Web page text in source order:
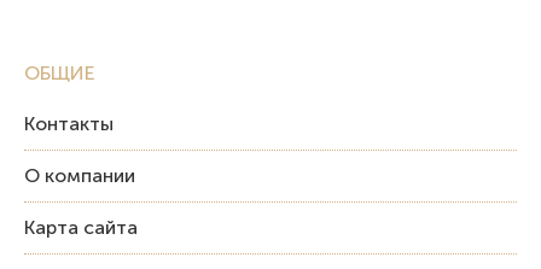
ОБЩИЕ
Контакты
О компании
Карта сайта